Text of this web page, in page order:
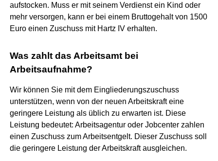
aufstocken. Muss er mit seinem Verdienst ein Kind oder
mehr versorgen, kann er bei einem Bruttogehalt von 1500
Euro einen Zuschuss mit Hartz IV erhalten.
Was zahlt das Arbeitsamt bei
Arbeitsaufnahme?
Wir können Sie mit dem Eingliederungszuschuss
unterstützen, wenn von der neuen Arbeitskraft eine
geringere Leistung als üblich zu erwarten ist. Diese
Leistung bedeutet: Arbeitsagentur oder Jobcenter zahlen
einen Zuschuss zum Arbeitsentgelt. Dieser Zuschuss soll
die geringere Leistung der Arbeitskraft ausgleichen.